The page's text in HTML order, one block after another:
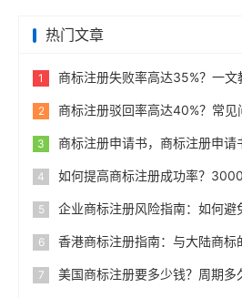
热门文章
1 商标注册失败率高达35%？一文
2 商标注册驳回率高达40%？常
3 商标注册申请书，商标注册申请
4 如何提高商标注册成功率？3000
5 企业商标注册风险指南：如何
6 香港商标注册指南：与大陆商标
7 美国商标注册要多少钱？周期多